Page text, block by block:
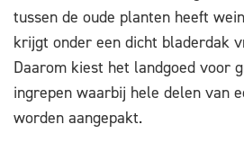
tussen de oude planten heeft
krijgt onder een dicht bladerdak
Daarom kiest het landgoed voor
ingrepen waarbij hele delen van
worden aangepakt.